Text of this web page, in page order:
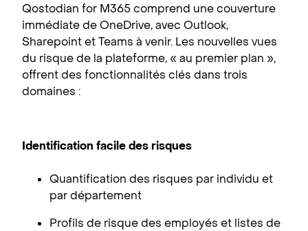
Qostodian for M365 comprend une couverture
immédiate de OneDrive, avec Outlook,
Sharepoint et Teams à venir. Les nouvelles vues
du risque de la plateforme, « au premier plan »,
offrent des fonctionnalités clés dans trois
domaines :
Identification facile des risques
Quantification des risques par individu et
par département
Profils de risque des employés et listes de